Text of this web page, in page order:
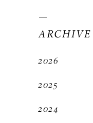
ARCHIVE
2026
2025
2024